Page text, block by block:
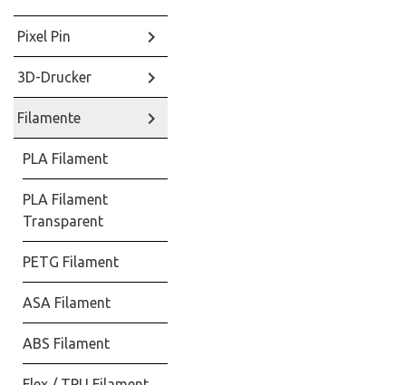
Pixel Pin keyboard_arrow_right
3D-Drucker keyboard_arrow_right
Filamente keyboard_arrow_right
PLA Filament
PLA Filament
Transparent
PETG Filament
ASA Filament
ABS Filament